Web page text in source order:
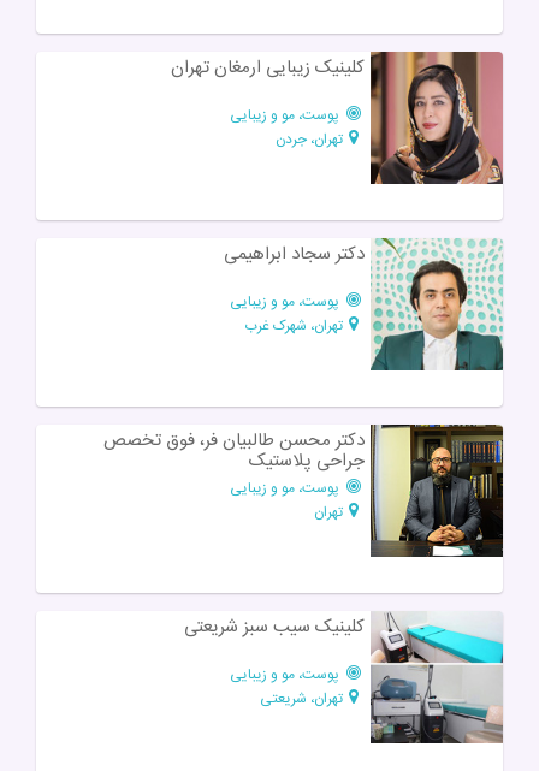
کلینیک زیبایی ارمغان تهران
پوست، مو و زیبایی
تهران، جردن
دکتر سجاد ابراهیمی
پوست، مو و زیبایی
تهران، شهرک غرب
دکتر محسن طالبیان فر، فوق تخصص
جراحی پلاستيک
پوست، مو و زیبایی
تهران
کلینیک سیب سبز شریعتی
پوست، مو و زیبایی
تهران، شریعتی